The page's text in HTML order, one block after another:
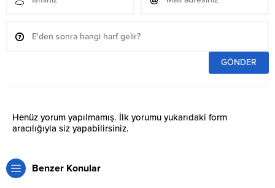
Henüz yorum yapılmamış. İlk yorumu yukarıdaki form
aracılığıyla siz yapabilirsiniz.
Benzer Konular